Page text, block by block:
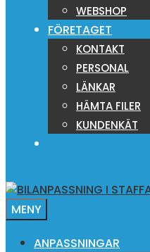
WEBSHOP
FÖRETAGET
KONTAKT
PERSONAL
LÄNKAR
HÄMTA FILER
KUNDENKÄT
MENY
ANPASSNINGAR